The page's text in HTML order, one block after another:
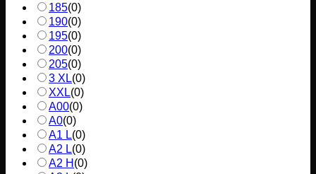
185(0)
190(0)
195(0)
200(0)
205(0)
3 XL(0)
XXL(0)
A00(0)
A0(0)
A1 L(0)
A2 L(0)
A2 H (0)